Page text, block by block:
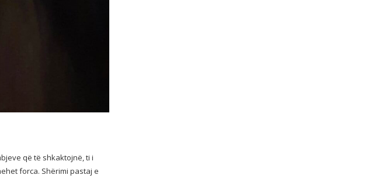
që të shkaktojnë, ti i
forca. Shërimi pastaj e